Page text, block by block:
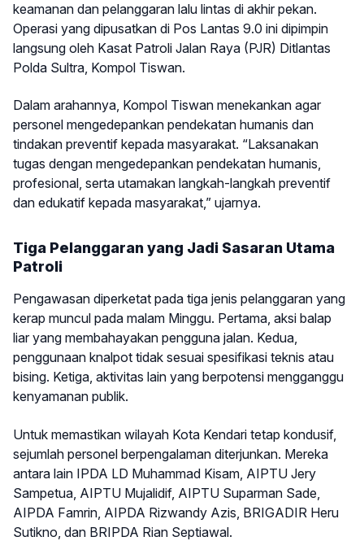
keamanan dan pelanggaran lalu lintas di akhir pekan.
Operasi yang dipusatkan di Pos Lantas 9.0 ini dipimpin
langsung oleh Kasat Patroli Jalan Raya (PJR) Ditlantas
Polda Sultra, Kompol Tiswan.
Dalam arahannya, Kompol Tiswan menekankan agar
personel mengedepankan pendekatan humanis dan
tindakan preventif kepada masyarakat. “Laksanakan
tugas dengan mengedepankan pendekatan humanis,
profesional, serta utamakan langkah-langkah preventif
dan edukatif kepada masyarakat,” ujarnya.
Tiga Pelanggaran yang Jadi Sasaran Utama
Patroli
Pengawasan diperketat pada tiga jenis pelanggaran yang
kerap muncul pada malam Minggu. Pertama, aksi balap
liar yang membahayakan pengguna jalan. Kedua,
penggunaan knalpot tidak sesuai spesifikasi teknis atau
bising. Ketiga, aktivitas lain yang berpotensi mengganggu
kenyamanan publik.
Untuk memastikan wilayah Kota Kendari tetap kondusif,
sejumlah personel berpengalaman diterjunkan. Mereka
antara lain IPDA LD Muhammad Kisam, AIPTU Jery
Sampetua, AIPTU Mujalidif, AIPTU Suparman Sade,
AIPDA Famrin, AIPDA Rizwandy Azis, BRIGADIR Heru
Sutikno, dan BRIPDA Rian Septiawal.